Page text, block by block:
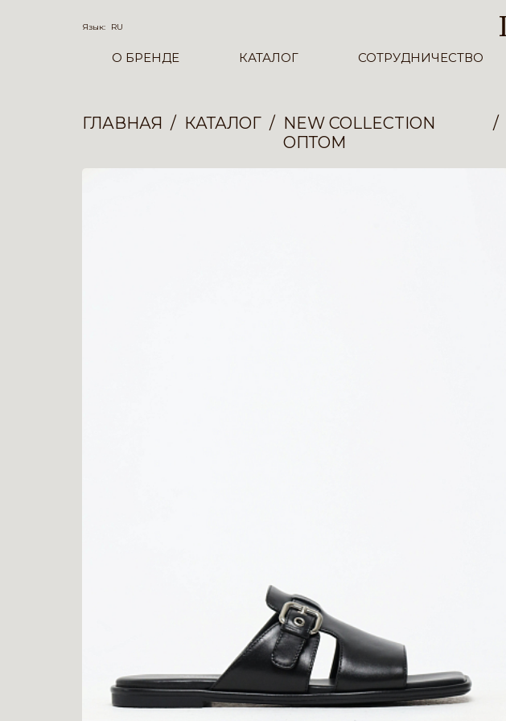
Язык: RU
О БРЕНДЕ КАТАЛОГ СОТРУДНИЧЕСТВО
ГЛАВНАЯ КАТАЛОГ
NEW COLLECTION
ОПТОМ